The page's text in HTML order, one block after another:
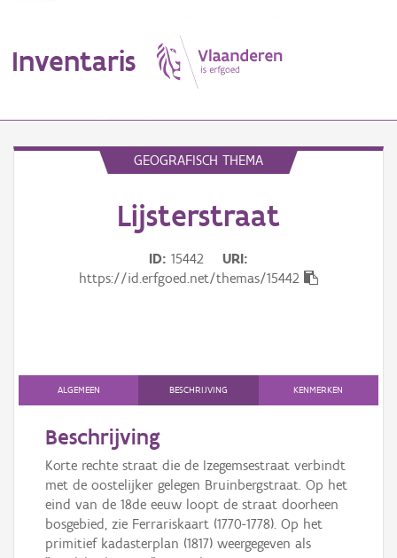
Inventaris
Persoon of collectief
Downloads
Hergebruik
Aanmelden
GEOGRAFISCH THEMA
Lijsterstraat
ID 15442
URI
https://id.erfgoed.net/themas/15442
ALGEMEEN BESCHRIJVING KENMERKEN
Beschrijving
Korte rechte straat die de Izegemsestraat verbindt
met de oostelijker gelegen Bruinbergstraat. Op het
eind van de 18de eeuw loopt de straat doorheen
bosgebied, zie Ferrariskaart (1770-1778). Op het
primitief kadasterplan (1817) weergegeven als